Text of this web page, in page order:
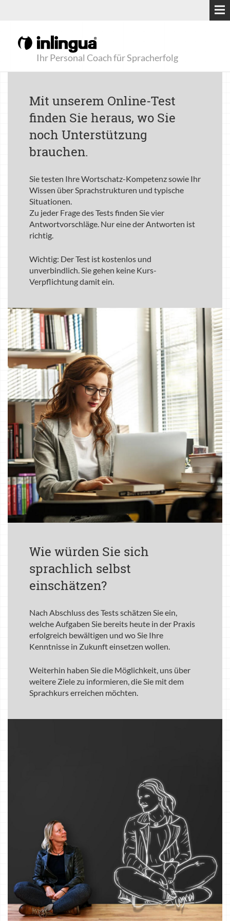
Ihr Personal Coach für Spracherfolg
Mit unserem Online-Test
finden Sie heraus, wo Sie
noch Unterstützung
brauchen.
Sie testen Ihre Wortschatz-Kompetenz sowie Ihr
Wissen über Sprachstrukturen und typische
Situationen.
Zu jeder Frage des Tests finden Sie vier
Antwortvorschläge. Nur eine der Antworten ist
richtig.
Wichtig: Der Test ist kostenlos und
unverbindlich. Sie gehen keine Kurs-
Verpflichtung damit ein.
Wie würden Sie sich
sprachlich selbst
einschätzen?
Nach Abschluss des Tests schätzen Sie ein,
welche Aufgaben Sie bereits heute in der Praxis
erfolgreich bewältigen und wo Sie Ihre
Kenntnisse in Zukunft einsetzen wollen.
Weiterhin haben Sie die Möglichkeit, uns über
weitere Ziele zu informieren, die Sie mit dem
Sprachkurs erreichen möchten.